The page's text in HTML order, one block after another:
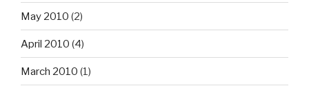
May 2010 (2)
April 2010 (4)
March 2010 (1)